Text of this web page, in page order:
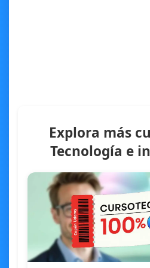
Explora más
Tecnología e